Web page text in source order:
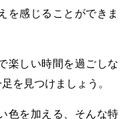
を感じることができま
楽しい時間を過ごしな
を見つけましょう。
色を加える、そんな特